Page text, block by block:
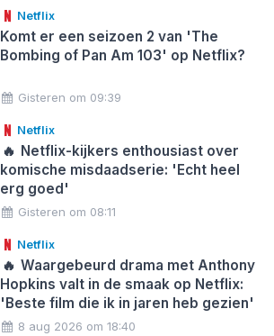
Netflix
Komt er een seizoen 2 van 'The
Bombing of Pan Am 103' op Netflix?
Gisteren om 09:39
Netflix
🔥 Netflix-kijkers enthousiast over
komische misdaadserie: 'Echt heel
erg goed'
Gisteren om 08:11
Netflix
🔥 Waargebeurd drama met Anthony
Hopkins valt in de smaak op Netflix:
'Beste film die ik in jaren heb gezien'
8 aug 2026 om 18:40